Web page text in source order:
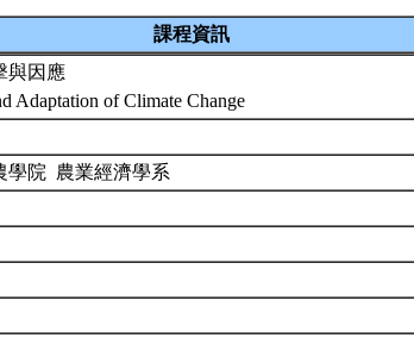
課程資訊
與因應
Adaptation of Climate Change
學院 農業經濟學系